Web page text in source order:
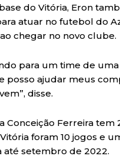
do Vitória, Eron
atuar no futebol do
chegar no novo clube.
para um time de
posso ajudar meus
disse.
Conceição Ferreira tem
foram 10 jogos e
até setembro de 2022.